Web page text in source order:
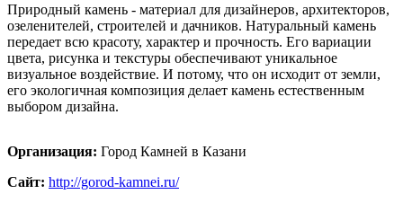
Природный камень - материал для дизайнеров, архитекторов,
озеленителей, строителей и дачников. Натуральный камень
передает всю красоту, характер и прочность. Его вариации
цвета, рисунка и текстуры обеспечивают уникальное
визуальное воздействие. И потому, что он исходит от земли,
его экологичная композиция делает камень естественным
выбором дизайна.
Организация: Город Камней в Казани
Сайт: http://gorod-kamnei.ru/